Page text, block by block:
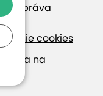
práva
cookies
sa na